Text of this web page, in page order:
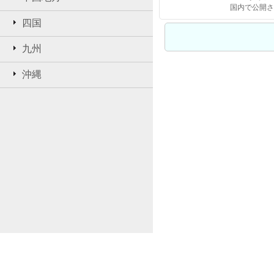
四国
九州
沖縄